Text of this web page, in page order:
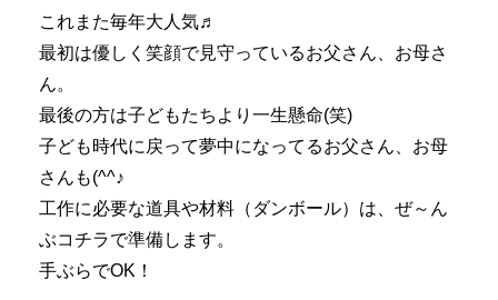
これまた毎年大人気♬
最初は優しく笑顔で見守っているお父さん、お母さ
ん。
最後の方は子どもたちより一生懸命(笑)
子ども時代に戻って夢中になってるお父さん、お母
さんも(^^♪
工作に必要な道具や材料（ダンボール）は、ぜ～ん
ぶコチラで準備します。
手ぶらでOK！